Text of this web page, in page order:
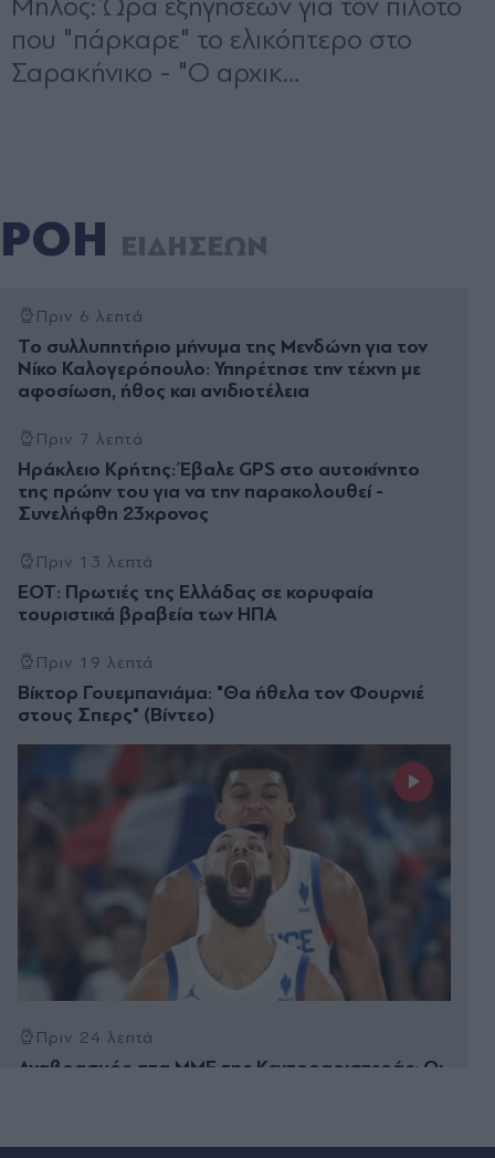
ΡΟΗ ΕΙΔΗΣΕΩΝ
Πριν 6 λεπτά
Το συλλυπητήριο μήνυμα της Μενδώνη για τον
Νίκο Καλογερόπουλο: Υπηρέτησε την τέχνη με
αφοσίωση, ήθος και ανιδιοτέλεια
Πριν 7 λεπτά
Ηράκλειο Κρήτης: Έβαλε GPS στο αυτοκίνητο
της πρώην του για να την παρακολουθεί -
Συνελήφθη 23χρονος
Πριν 13 λεπτά
ΕΟΤ: Πρωτιές της Ελλάδας σε κορυφαία
τουριστικά βραβεία των ΗΠΑ
Πριν 19 λεπτά
Βίκτορ Γουεμπανιάμα: "Θα ήθελα τον Φουρνιέ
στους Σπερς" (Βίντεο)
Πριν 24 λεπτά
Αναβρασμός στα ΜΜΕ της Κεντροαριστεράς: Οι